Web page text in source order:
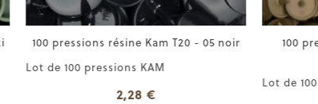
100 pressions résine Kam T20 - 05 noir
Lot de 100 pressions KAM
2,28 €
100
Lot de